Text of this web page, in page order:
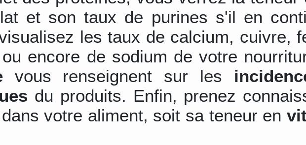
et son taux de purines s'il en
les taux de calcium, cuivre,
encore de sodium de votre
vous renseignent sur les
du produits. Enfin, prenez
votre aliment, soit sa teneur en